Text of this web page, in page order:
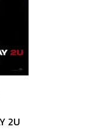
2U